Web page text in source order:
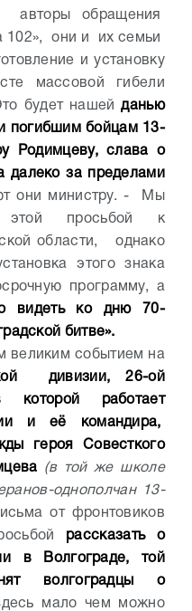
авторы обращения
102», они и их семьи
и установку
массовой гибели
будет нашей данью
погибшим бойцам 13-
Родимцеву, слава о
далеко за пределами
они министру. - Мы
просьбой к
области, однако
этого знака
программу, а
видеть ко дню 70-
битве».
великим событием на
дивизии, 26-ой
работает
и её командира,
героя Совесткого
(в той же школе
однополчан 13-
от фронтовиков
рассказать о
в Волгограде, той
волгоградцы о
мало чем можно